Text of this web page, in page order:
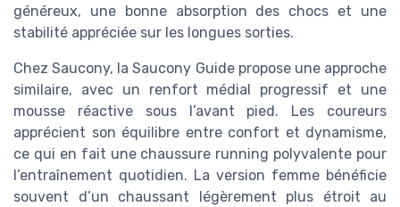
généreux, une bonne absorption des chocs et une
stabilité appréciée sur les longues sorties.
Chez Saucony, la Saucony Guide propose une approche
similaire, avec un renfort médial progressif et une
mousse réactive sous l’avant pied. Les coureurs
apprécient son équilibre entre confort et dynamisme,
ce qui en fait une chaussure running polyvalente pour
l’entraînement quotidien. La version femme bénéficie
souvent d’un chaussant légèrement plus étroit au